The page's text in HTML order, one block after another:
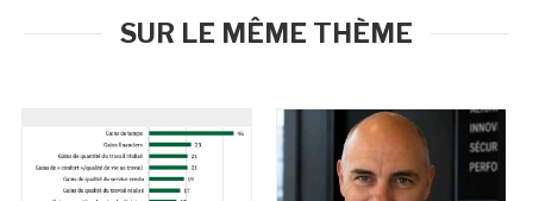
SUR LE MÊME THÈME